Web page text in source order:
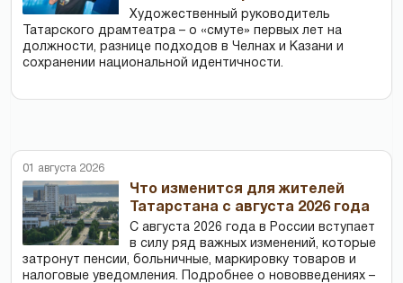
Художественный руководитель
Татарского драмтеатра – о «смуте» первых лет на
должности, разнице подходов в Челнах и Казани и
сохранении национальной идентичности.
01 августа 2026
Что изменится для жителей
Татарстана с августа 2026 года
С августа 2026 года в России вступает
в силу ряд важных изменений, которые
затронут пенсии, больничные, маркировку товаров и
налоговые уведомления. Подробнее о нововведениях –